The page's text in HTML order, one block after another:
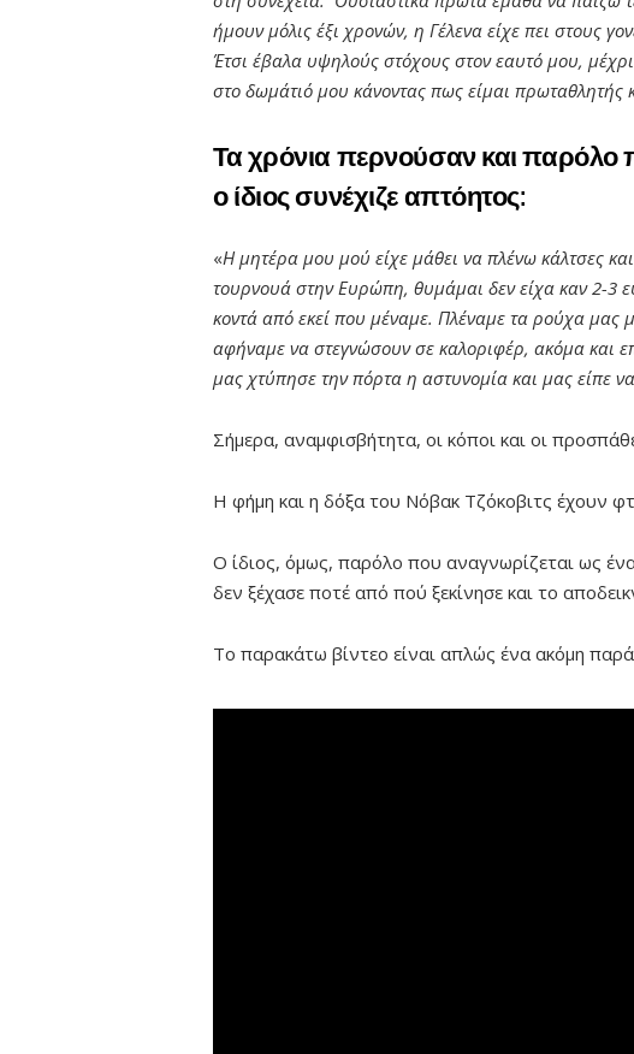
ήμουν μόλις έξι χρονών, η Γέλενα είχε πει στους
Έτσι έβαλα υψηλούς στόχους στον εαυτό μου,
στο δωμάτιό μου κάνοντας πως είμαι πρωταθλητής
Τα χρόνια περνούσαν και παρόλο
ο ίδιος συνέχιζε απτόητος:
«Η μητέρα μου μού είχε μάθει να πλένω κάλτσες
τουρνουά στην Ευρώπη, θυμάμαι δεν είχα καν 2-
κοντά από εκεί που μέναμε. Πλέναμε τα ρούχα μας
αφήναμε να στεγνώσουν σε καλοριφέρ, ακόμα και
μας χτύπησε την πόρτα η αστυνομία και μας είπε
Σήμερα, αναμφισβήτητα, οι κόποι και οι
Η φήμη και η δόξα του Νόβακ Τζόκοβιτς έχουν
Ο ίδιος, όμως, παρόλο που αναγνωρίζεται ως
δεν ξέχασε ποτέ από πού ξεκίνησε και το
Το παρακάτω βίντεο είναι απλώς ένα ακόμη